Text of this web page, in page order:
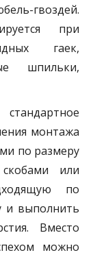
гвоздей.
при
гаек,
шпильки,
монтажа
по размеру
или
по
и выполнить
Вместо
можно